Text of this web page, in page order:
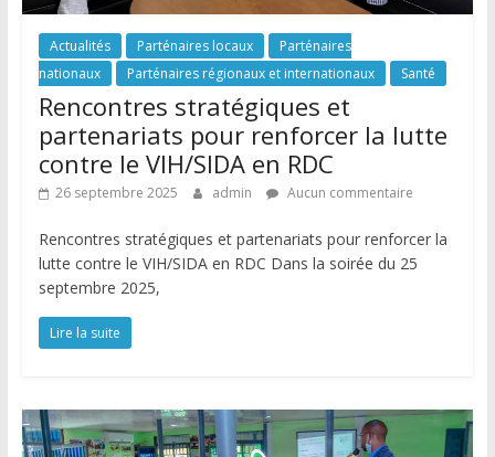
Actualités Parténaires locaux
Parténaires
nationaux
Parténaires régionaux et internationaux Santé
Rencontres stratégiques et
partenariats pour renforcer la lutte
contre le VIH/SIDA en RDC
26 septembre 2025 admin Aucun commentaire
Rencontres stratégiques et partenariats pour renforcer la
lutte contre le VIH/SIDA en RDC Dans la soirée du 25
septembre 2025,
Lire la suite